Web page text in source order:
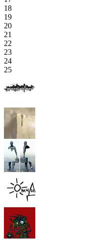
18
19
20
21
22
23
24
25